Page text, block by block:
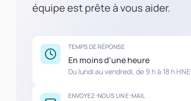
équipe est prête à vous aider.
TEMPS DE RÉPONSE
En moins d'une heure
Du lundi au vendredi, de 9 h à 18 h HNE
ENVOYEZ-NOUS UN E-MAIL